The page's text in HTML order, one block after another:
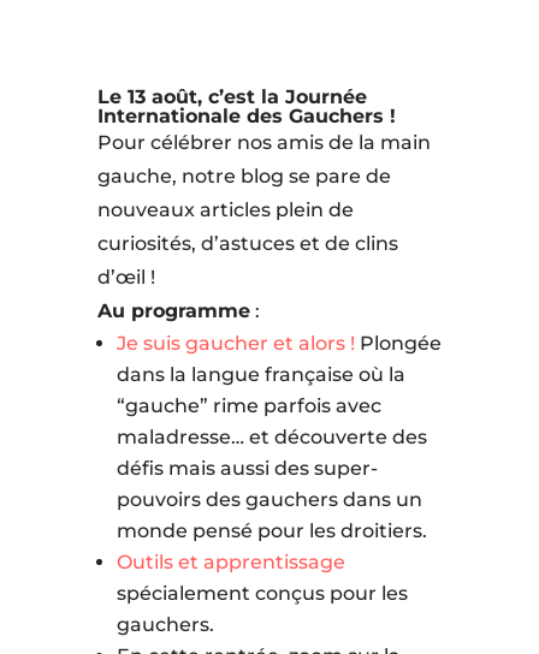
Le 13 août, c’est la Journée
Internationale des Gauchers !
Pour célébrer nos amis de la main
gauche, notre blog se pare de
nouveaux articles plein de
curiosités, d’astuces et de clins
d’œil !
Au programme:
Je suis gaucher et alors ! Plongée
dans la langue française où la
“gauche” rime parfois avec
maladresse… et découverte des
défis mais aussi des super-
pouvoirs des gauchers dans un
monde pensé pour les droitiers.
Outils et apprentissage
spécialement conçus pour les
gauchers.